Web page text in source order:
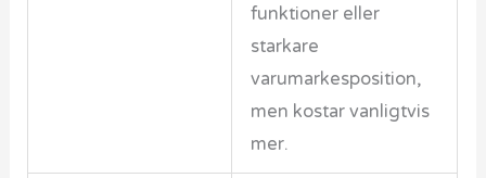
funktioner eller
starkare
varumarkesposition,
men kostar vanligtvis
mer.